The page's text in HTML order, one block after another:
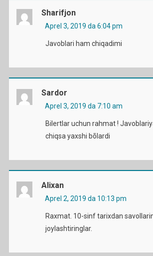
Sharifjon
Aprel 3, 2019 da 6:04 pm
Javoblari ham chiqadimi
Sardor
Aprel 3, 2019 da 7:10 am
Bilertlar uchun rahmat !
chiqsa yaxshi bõlardi
Alixan
Aprel 2, 2019 da 10:13 pm
Raxmat. 10-sinf tarixdan
joylashtiringlar.